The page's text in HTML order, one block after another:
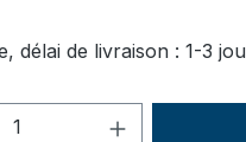
délai de livraison : 1-3
de produit :